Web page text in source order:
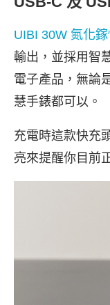
UIBI 30W 氮化
輸出，並採用智
電子產品，無論
慧手錶都可以。
充電時這款快充
亮來提醒你目前